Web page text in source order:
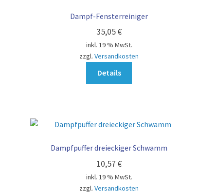
Dampf-Fensterreiniger
35,05€
inkl. 19 % MwSt.
zzgl. Versandkosten
Details
Dampfpuffer dreieckiger Schwamm
10,57 €
inkl. 19 % MwSt.
zzgl. Versandkosten